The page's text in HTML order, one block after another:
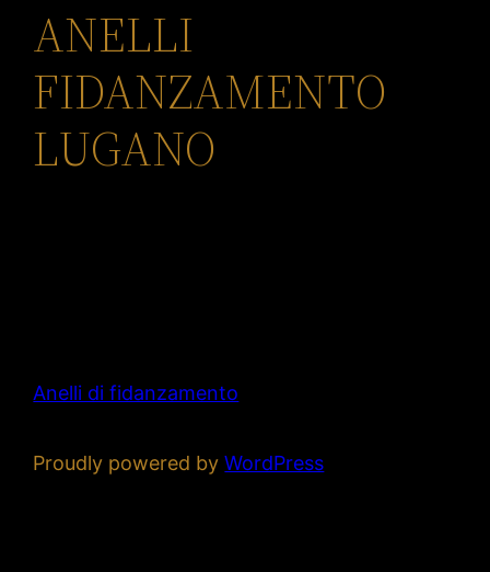
ANELLI
FIDANZAMENTO
LUGANO
Anelli di fidanzamento
Proudly powered byWordPress